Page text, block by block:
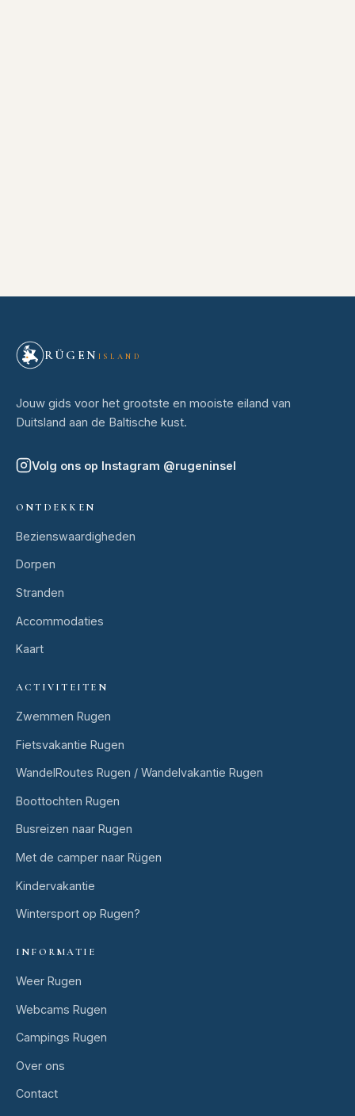
RÜGEN ISLAND
Jouw gids voor het grootste en mooiste eiland van
Duitsland aan de Baltische kust.
Volg ons op Instagram @rugeninsel
ONTDEKKEN
Bezienswaardigheden
Dorpen
Stranden
Accommodaties
Kaart
ACTIVITEITEN
Zwemmen Rugen
Fietsvakantie Rugen
WandelRoutes Rugen / Wandelvakantie Rugen
Boottochten Rugen
Busreizen naar Rugen
Met de camper naar Rügen
Kindervakantie
Wintersport op Rugen?
INFORMATIE
Weer Rugen
Webcams Rugen
Campings Rugen
Over ons
Contact